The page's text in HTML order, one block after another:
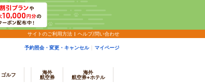
サイトのご利用方法 ヘルプ/問い合わせ
予約照会・変更・キャンセル マイページ
ゴルフ
海外
航空券
海外
航空券+ホテル